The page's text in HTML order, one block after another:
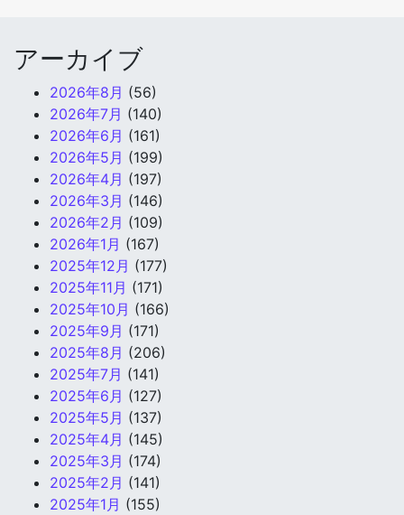
アーカイブ
2026年8月 (56)
2026年7月 (140)
2026年6月 (161)
2026年5月 (199)
2026年4月 (197)
2026年3月 (146)
2026年2月 (109)
2026年1月 (167)
2025年12月 (177)
2025年11月 (171)
2025年10月 (166)
2025年9月 (171)
2025年8月 (206)
2025年7月 (141)
2025年6月 (127)
2025年5月 (137)
2025年4月 (145)
2025年3月 (174)
2025年2月 (141)
2025年1月 (155)